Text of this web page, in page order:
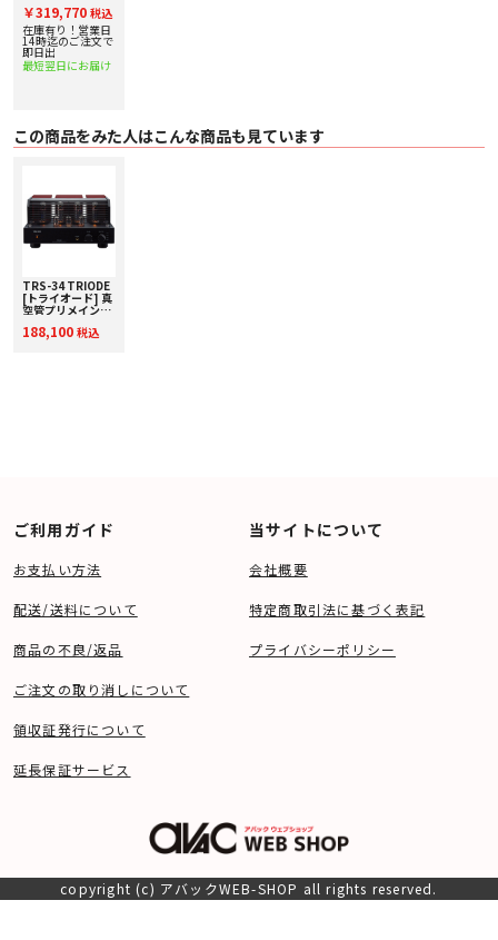
取り査定額20%ア
ップ実施中！
￥319,770 税込
在庫有り！営業日
14時迄のご注文で
即日出
最短翌日にお届け
この商品をみた人はこんな商品も見ています
TRS-34 TRIODE
[トライオード] 真
空管プリメインア
20%アップ実施
188,100 税込
ご利用ガイド
お支払い方法
配送/送料について
商品の不良/返品
ご注文の取り消しについて
領収証発行について
延長保証サービス
当サイトについて
会社概要
特定商取引法に基づく表記
プライバシーポリシー
copyright (c) アバックWEB-SHOP all rights reserved.